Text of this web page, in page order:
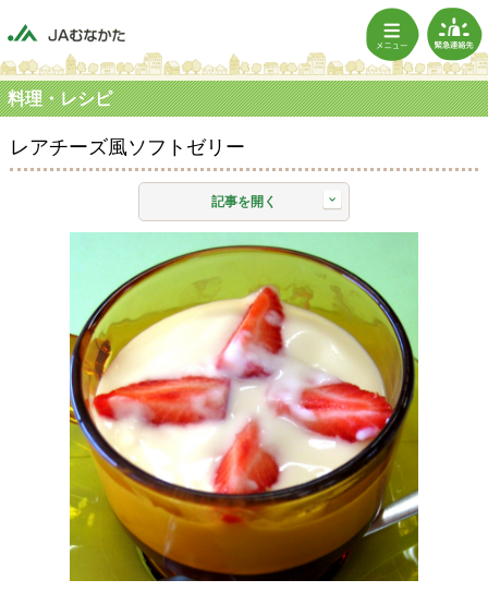
料理・レシピ
レアチーズ風ソフトゼリー
記事を開く